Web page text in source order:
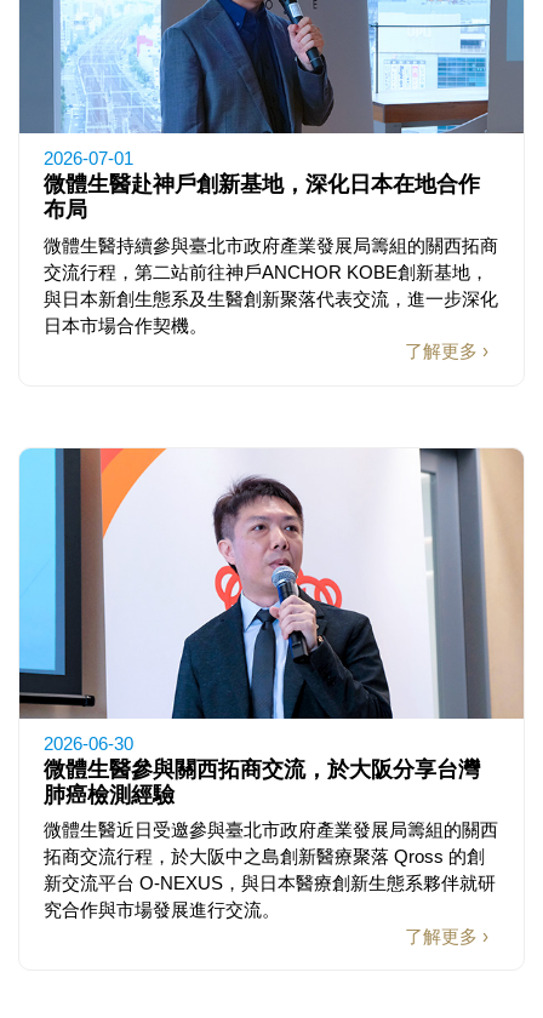
2026-07-01
微體生醫赴神戶創新基地，深化日本在地合作
布局
微體生醫持續參與臺北市政府產業發展局籌組的關西拓商
交流行程，第二站前往神戶ANCHOR KOBE創新基地，
與日本新創生態系及生醫創新聚落代表交流，進一步深化
日本市場合作契機。
了解更多 ›
2026-06-30
微體生醫參與關西拓商交流，於大阪分享台灣
肺癌檢測經驗
微體生醫近日受邀參與臺北市政府產業發展局籌組的關西
拓商交流行程，於大阪中之島創新醫療聚落 Qross 的創
新交流平台 O-NEXUS，與日本醫療創新生態系夥伴就研
究合作與市場發展進行交流。
了解更多 ›